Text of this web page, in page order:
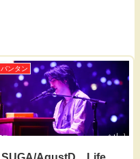
バンタン